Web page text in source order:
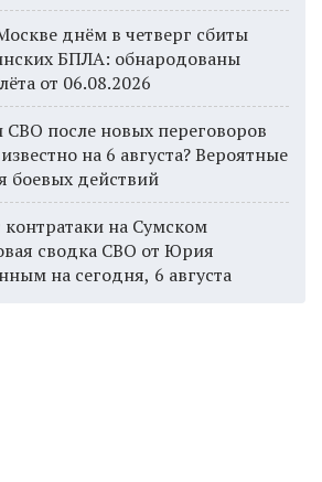
днём в четверг сбиты
БПЛА: обнародованы
от 06.08.2026
СВО после новых переговоров
на 6 августа? Вероятные
боевых действий
на Сумском
сводка СВО от Юрия
на сегодня, 6 августа